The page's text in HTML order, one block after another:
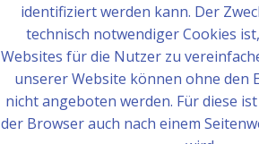
identifiziert werden kann. Der
technisch notwendiger Cookies
Websites für die Nutzer zu
unserer Website können ohne den
nicht angeboten werden. Für diese
der Browser auch nach einem